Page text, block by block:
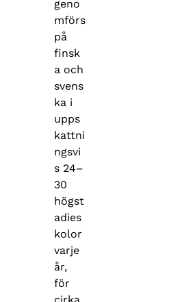
geno
mförs
på
finsk
a och
svens
ka i
upps
kattni
ngsvi
s 24–
30
högst
adies
kolor
varje
år,
för
cirka